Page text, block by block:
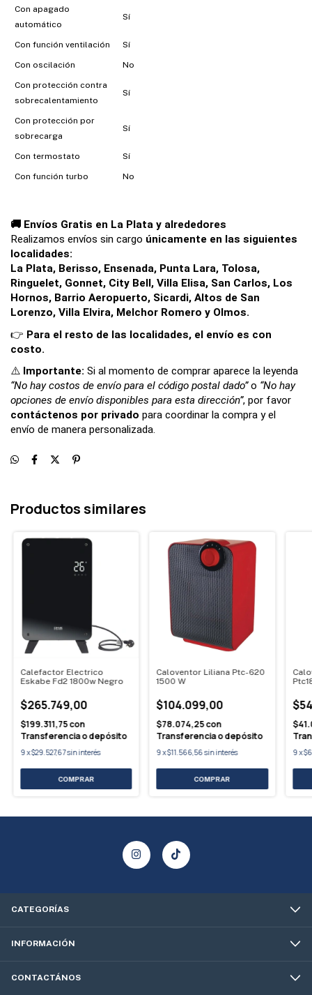
Con apagado
automático
Sí
Con función ventilación Sí
Con oscilación No
Con protección contra
sobrecalentamiento
Sí
Con protección por
sobrecarga
Sí
Con termostato Sí
Con función turbo No
🚚 Envíos Gratis en La Plata y alrededores
Realizamos envíos sin cargo únicamente en las siguientes
localidades:
La Plata, Berisso, Ensenada, Punta Lara, Tolosa,
Ringuelet, Gonnet, City Bell, Villa Elisa, San Carlos, Los
Hornos, Barrio Aeropuerto, Sicardi, Altos de San
Lorenzo, Villa Elvira, Melchor Romero y Olmos.
👉 Para el resto de las localidades, el envío es con
costo.
⚠️ Importante: Si al momento de comprar aparece la leyenda
“No hay costos de envío para el código postal dado”o “No hay
opciones de envío disponibles para esta dirección”, por favor
contáctenos por privado para coordinar la compra y el
envío de manera personalizada.
Productos similares
Calefactor Electrico
Eskabe Fd2 1800w Negro
$265.749,00
$199.311,75con
Transferencia o depósito
9x$29.527,67sin interés
Caloventor Liliana Ptc-620
1500 W
$104.099,00
$78.074,25con
Transferencia o depósito
9x$11.566,56sin interés 9x
CATEGORÍAS
INFORMACIÓN
CONTACTÁNOS